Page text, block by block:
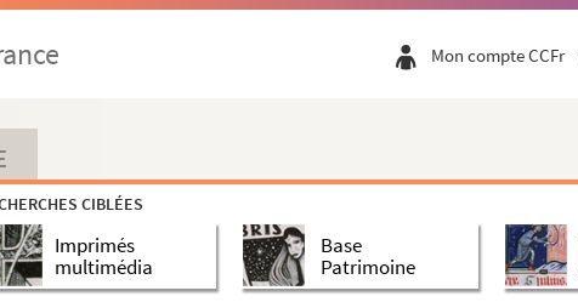
Mon compte CCFr
CIBLÉES
Imprimés
multimédia
Base
Patrimoine